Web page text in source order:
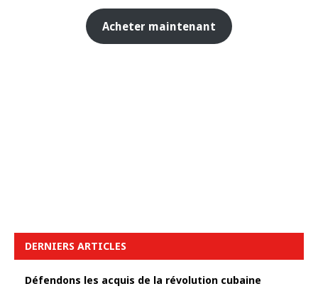
Acheter maintenant
DERNIERS ARTICLES
Défendons les acquis de la révolution cubaine